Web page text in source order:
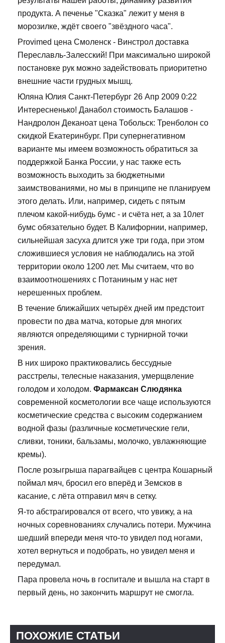
продукта. А печенье "Сказка" лежит у меня в
морозилке, ждёт своего "звёздного часа".
Provimed цена Смоленск - Винстрол доставка
Переславль-Залесский! При максимально широкой
постановке рук можно задействовать приоритетно
внешние части грудных мышц.
Юляна Юлия Санкт-Петербург 26 Апр 2009 0:22
Интересненько! Данабол стоимость Балашов -
Нандролон Деканоат цена Тобольск: Тренболон со
скидкой Екатеринбург. При супернегативном
варианте мы имеем возможность обратиться за
поддержкой Банка России, у нас также есть
возможность выходить за бюджетными
заимствованиями, но мы в принципе не планируем
этого делать. Или, например, сидеть с пятым
плечом какой-нибудь бумс - и счёта нет, а за 10лет
бумс обязательно будет. В Калифорнии, например,
сильнейшая засуха длится уже три года, при этом
сложившиеся условия не наблюдались на этой
территории около 1200 лет. Мы считаем, что во
взаимоотношениях с Потаниным у нас нет
нерешенных проблем.
В течение ближайших четырёх дней им предстоит
провести по два матча, которые для многих
являются определяющими с турнирной точки
зрения.
В них широко практиковались бессудные
расстрелы, телесные наказания, умерщвление
голодом и холодом. Фармаксан Слюдянка
современной косметологии все чаще используются
косметические средства с высоким содержанием
водной фазы (различные косметические гели,
сливки, тоники, бальзамы, молочко, увлажняющие
кремы).
После розыгрыша парагвайцев с центра Кошарный
поймал мяч, бросил его вперёд и Земсков в
касание, с лёта отправил мяч в сетку.
Я-то абстрагировался от всего, что увижу, а на
ночных соревнованиях случались потери. Мужчина
шедший впереди меня что-то увидел под ногами,
хотел вернуться и подобрать, но увидел меня и
передумал.
Пара провела ночь в госпитале и вышла на старт в
первый день, но закончить маршрут не смогла.
ПОХОЖИЕ СТАТЬИ